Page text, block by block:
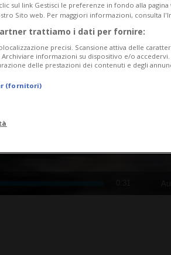
sul link Gestisci le preferenze in fondo alla
Sito web. Per maggiori informazioni, consulta
trattiamo i dati per fornire:
precisi. Scansione attiva delle
Archiviare informazioni su dispositivo e/o
delle prestazioni dei contenuti e degli
(fornitori)